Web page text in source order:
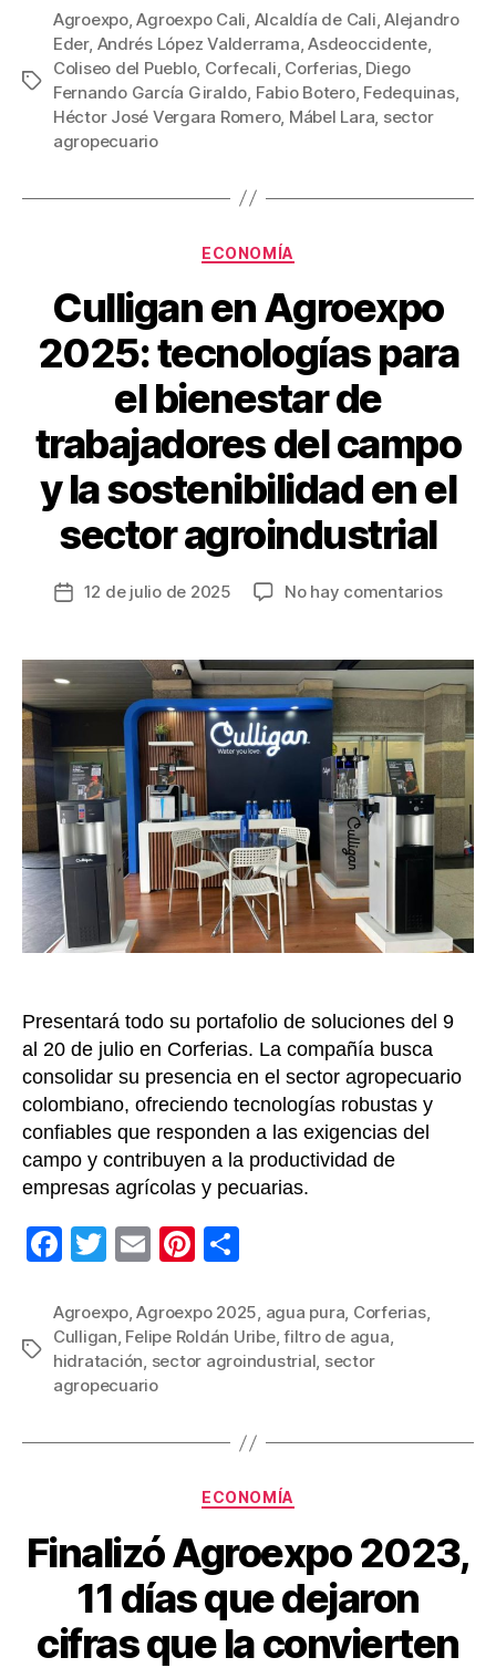
c
e
b
o
o
k
tt
er
ail er
e
st
m
p
ar
tir
Etiquetas
Agroexpo,Agroexpo Cali, Alcaldía de Cali,Alejandro
Eder, Andrés López Valderrama,Asdeoccidente,
Coliseo del Pueblo, Corfecali, Corferias, Diego
Fernando García Giraldo, Fabio Botero, Fedequinas,
Héctor José Vergara Romero, Mábel Lara, sector
agropecuario
Categorías
ECONOMÍA
Culligan en Agroexpo
2025: tecnologías para
el bienestar de
trabajadores del campo
y la sostenibilidad en el
sector agroindustrial
Fecha
entrada
12 de julio de 2025 No hay comentariosen
2025:
para
de
del
la
sector
Presentará todo su portafolio de soluciones del 9
al 20 de julio en Corferias. La compañía busca
consolidar su presencia en el sector agropecuario
colombiano, ofreciendo tecnologías robustas y
confiables que responden a las exigencias del
campo y contribuyen a la productividad de
empresas agrícolas y pecuarias.
F
c
e
b
o
T
tt
er
E
ail
Pi
er
e
m
p
Etiquetas
Agroexpo,Agroexpo 2025, agua pura, Corferias,
Culligan, Felipe Roldán Uribe,filtro de agua,
hidratación, sector agroindustrial, sector
agropecuario
Categorías
ECONOMÍA
Finalizó Agroexpo 2023,
11 días que dejaron
cifras que la convierten